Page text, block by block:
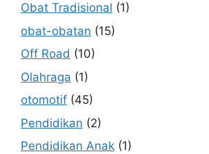
Obat Tradisional (1)
obat-obatan (15)
Off Road (10)
Olahraga (1)
otomotif (45)
Pendidikan (2)
Pendidikan Anak (1)